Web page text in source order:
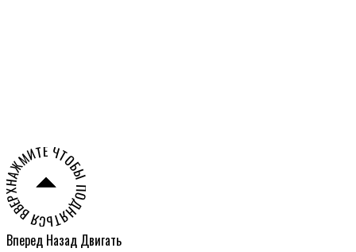
НАЖМИТЕ ЧТОБЫ ПОДНЯТЬСЯ ВВЕРХ СТРАНИЦЫ ○
Вперед Назад Двигать